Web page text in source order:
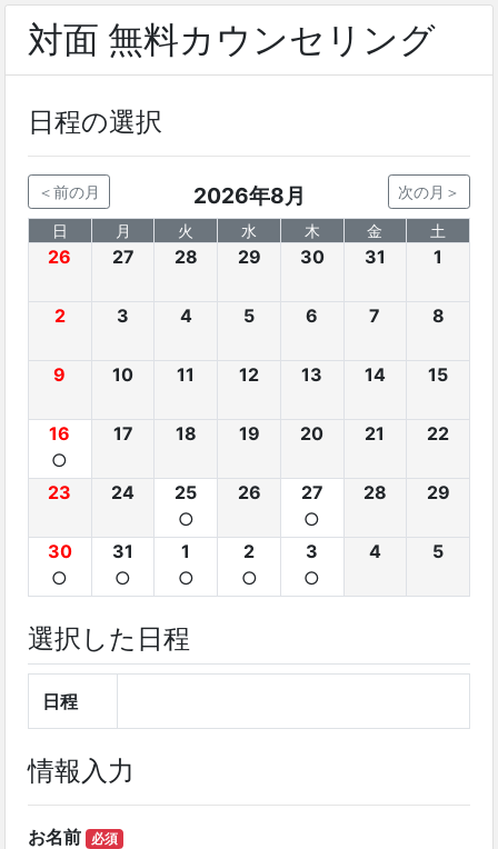
対面 無料カウンセリング
日程の選択
＜前の月 2026年8月 次の月＞
日 月 火 水 木 金 土
26 27 28 29 30 31 1
2 3 4 5 6 7 8
9 10 11 12 13 14 15
16
○
17 18 19 20 21 22
23 24
25
○
26
27
○
28 29
30
○
31
○
1
○
2
○
3
○
4 5
選択した日程
日程
情報入力
お名前 必須